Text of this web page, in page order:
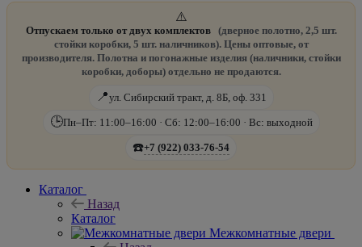
⚠️
Отпускаем только от двух комплектов
(дверное полотно, 2,5 шт.
стойки коробки, 5 шт. наличников). Цены оптовые, от
производителя. Полотна и погонажные изделия (наличники, стойки
коробки, доборы) отдельно не продаются.
📍ул. Сибирский тракт, д. 8Б, оф. 331
🕒Пн–Пт: 11:00–16:00 · Сб: 12:00–16:00 · Вс: выходной
☎️+7 (922) 033-76-54
Каталог
Назад
Каталог
Межкомнатные двери